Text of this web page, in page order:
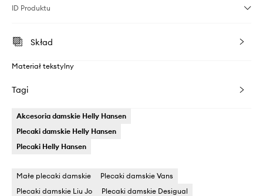
ID Produktu
Skład
Materiał tekstylny
Tagi
Akcesoria damskie Helly Hansen
Plecaki damskie Helly Hansen
Plecaki Helly Hansen
Małe plecaki damskie
Plecaki damskie Vans
Plecaki damskie Liu Jo
Plecaki damskie Desigual